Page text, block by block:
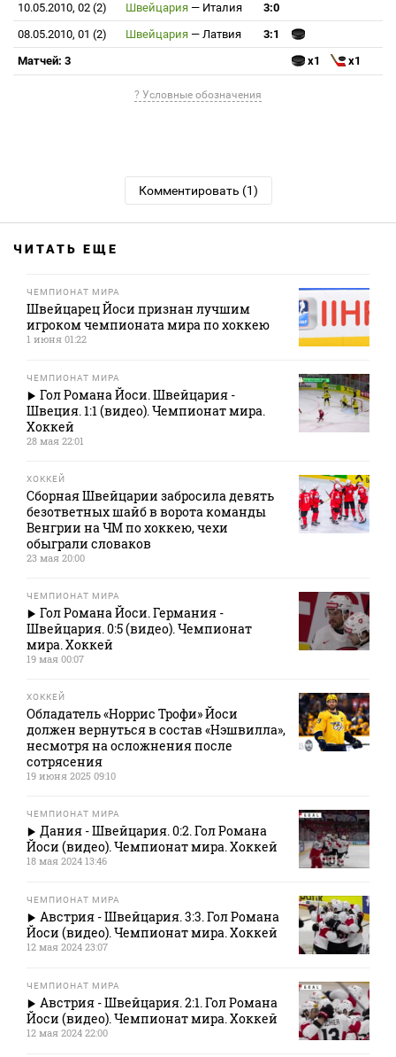
10.05.2010, 02 (2) Швейцария — Италия
3:0
08.05.2010, 01 (2)
Швейцария — Латвия
3:1
Матчей: 3
x1 x1
? Условные обозначения
Комментировать (1)
ЧИТАТЬ ЕЩЕ
ЧЕМПИОНАТ МИРА
Швейцарец Йоси признан лучшим
игроком чемпионата мира по хоккею
1 июня 01:22
ЧЕМПИОНАТ МИРА
Гол Романа Йоси. Швейцария -
Швеция. 1:1 (видео). Чемпионат мира.
Хоккей
28 мая 22:01
ХОККЕЙ
Сборная Швейцарии забросила девять
безответных шайб в ворота команды
Венгрии на ЧМ по хоккею, чехи
обыграли словаков
23 мая 20:00
ЧЕМПИОНАТ МИРА
Гол Романа Йоси. Германия -
Швейцария. 0:5 (видео). Чемпионат
мира. Хоккей
19 мая 00:07
ХОККЕЙ
Обладатель «Норрис Трофи» Йоси
должен вернуться в состав «Нэшвилла»,
несмотря на осложнения после
сотрясения
19 июня 2025 09:10
ЧЕМПИОНАТ МИРА
Дания - Швейцария. 0:2. Гол Романа
Йоси (видео). Чемпионат мира. Хоккей
18 мая 2024 13:46
ЧЕМПИОНАТ МИРА
Австрия - Швейцария. 3:3. Гол Романа
Йоси (видео). Чемпионат мира. Хоккей
12 мая 2024 23:07
ЧЕМПИОНАТ МИРА
Австрия - Швейцария. 2:1. Гол Романа
Йоси (видео). Чемпионат мира. Хоккей
12 мая 2024 22:00